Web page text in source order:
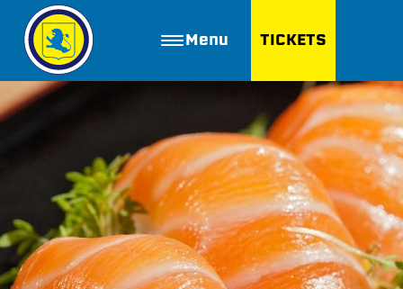
Menu TICKETS
ZOEKEN
Golfbaan Ter Specke
Webshop
Nieuws
Vacatures